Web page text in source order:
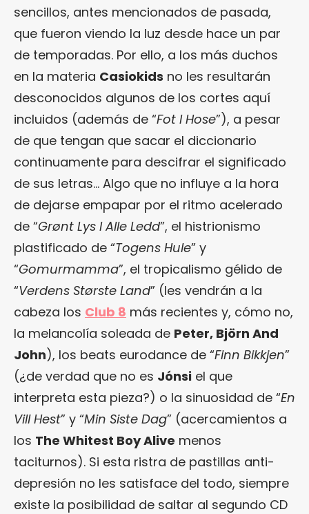
sencillos, antes mencionados de pasada,
que fueron viendo la luz desde hace un par
de temporadas. Por ello, a los más duchos
en la materia Casiokids no les resultarán
desconocidos algunos de los cortes aquí
incluidos (además de “Fot I Hose”), a pesar
de que tengan que sacar el diccionario
continuamente para descifrar el significado
de sus letras… Algo que no influye a la hora
de dejarse empapar por el ritmo acelerado
de “Grønt Lys I Alle Ledd”, el histrionismo
plastificado de “Togens Hule” y
“Gomurmamma”, el tropicalismo gélido de
“Verdens Største Land” (les vendrán a la
cabeza los Club 8 más recientes y, cómo no,
la melancolía soleada de Peter, Björn And
John), los beats eurodance de “Finn Bikkjen”
(¿de verdad que no es Jónsi el que
interpreta esta pieza?) o la sinuosidad de “En
Vill Hest” y “Min Siste Dag” (acercamientos a
los The Whitest Boy Alive menos
taciturnos). Si esta ristra de pastillas anti-
depresión no les satisface del todo, siempre
existe la posibilidad de saltar al segundo CD